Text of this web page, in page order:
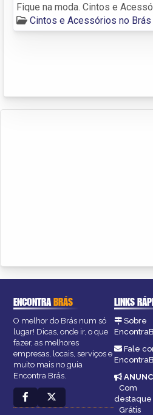
Fique na moda. Cintos e
Cintos e Acessórios no Brás
ENCONTRABRÁS
O melhor do Brás num só
lugar! Dicas, onde ir, o que
fazer, as melhores
empresas, locais, serviços e
muito mais no guia
Encontra Brás.
LINKS
Sobre
Fale
Com
destaque
Grátis